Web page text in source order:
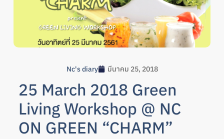
Nc's diary มีนาคม 25, 2018
25 March 2018 Green
Living Workshop @ NC
ON GREEN “CHARM”